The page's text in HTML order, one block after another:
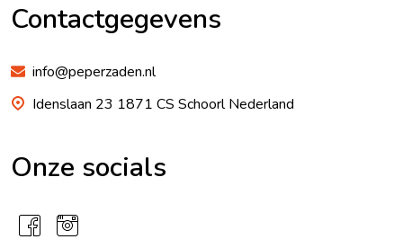
Contactgegevens
info@peperzaden.nl
Idenslaan 23 1871 CS Schoorl Nederland
Onze socials